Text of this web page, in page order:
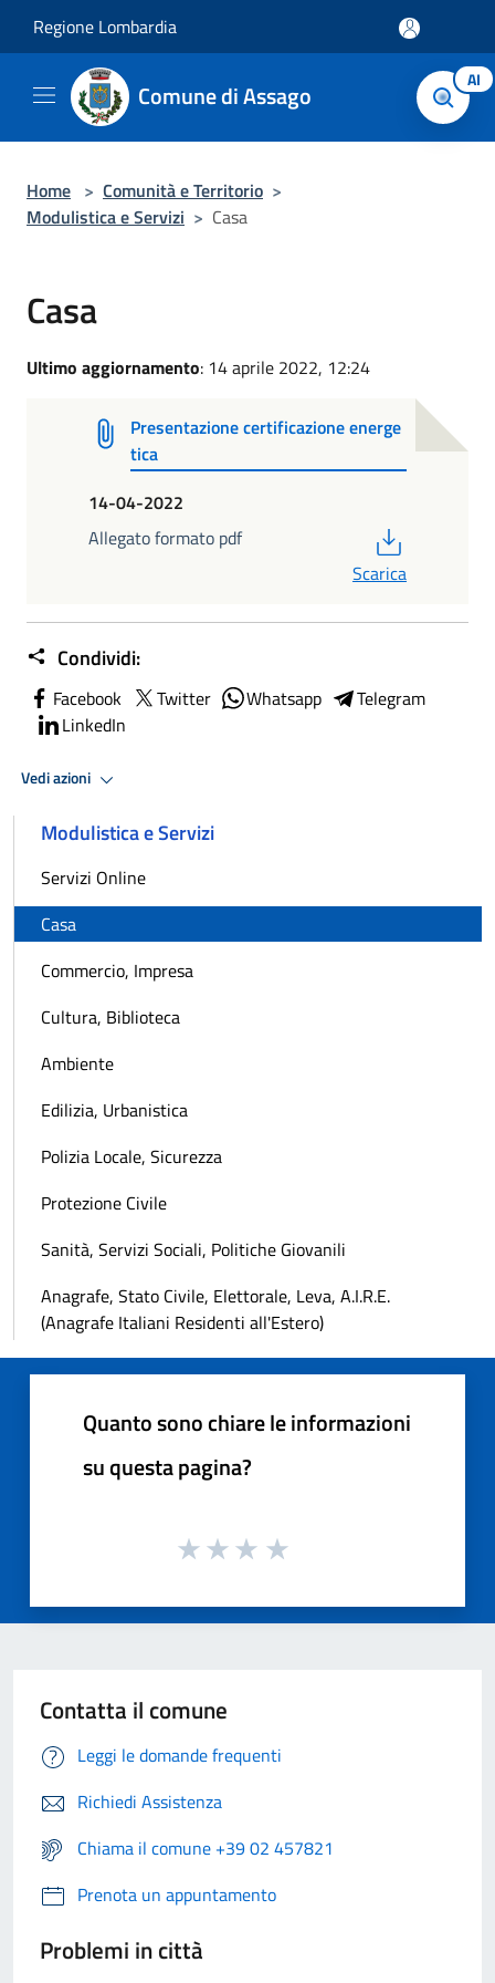
Regione Lombardia
Comune di Assago AI
Home > Comunità e Territorio >
Modulistica e Servizi > Casa
Casa
Ultimo aggiornamento: 14 aprile 2022, 12:24
Presentazione certificazione energe
tica
14-04-2022
Allegato formato pdf
Scarica
Condividi:
Facebook Twitter Whatsapp
Telegram
LinkedIn
Vedi azioni
Modulistica e Servizi
Servizi Online
Casa
Commercio, Impresa
Cultura, Biblioteca
Ambiente
Edilizia, Urbanistica
Polizia Locale, Sicurezza
Protezione Civile
Sanità, Servizi Sociali, Politiche Giovanili
Anagrafe, Stato Civile, Elettorale, Leva, A.I.R.E.
(Anagrafe Italiani Residenti all'Estero)
Quanto sono chiare le informazioni
su questa pagina?
Contatta il comune
Leggi le domande frequenti
Richiedi Assistenza
Chiama il comune +39 02 457821
Prenota un appuntamento
Problemi in città